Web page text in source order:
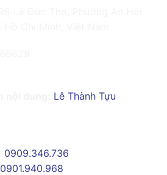
Lê Thành Tựu
0909.346.736
0901.940.968